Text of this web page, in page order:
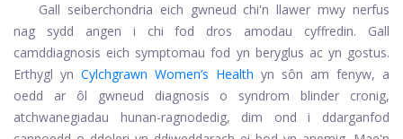
Gall seiberchondria eich gwneud chi'n llawer mwy nerfus
nag sydd angen i chi fod dros amodau cyffredin. Gall
camddiagnosis eich symptomau fod yn beryglus ac yn gostus.
Erthygl yn Cylchgrawn Women’s Health yn sôn am fenyw, a
oedd ar ôl gwneud diagnosis o syndrom blinder cronig,
atchwanegiadau hunan-ragnodedig, dim ond i ddarganfod